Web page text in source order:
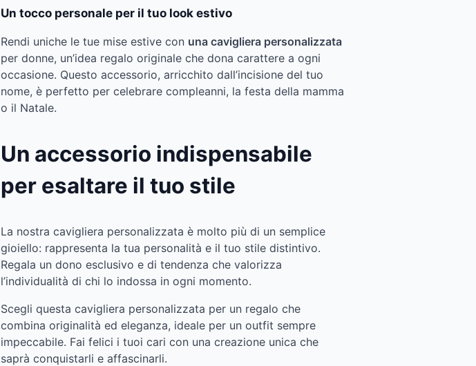
Un tocco personale per il tuo look estivo
Rendi uniche le tue mise estive con una cavigliera personalizzata
per donne, un’idea regalo originale che dona carattere a ogni
occasione. Questo accessorio, arricchito dall’incisione del tuo
nome, è perfetto per celebrare compleanni, la festa della mamma
o il Natale.
Un accessorio indispensabile
per esaltare il tuo stile
La nostra cavigliera personalizzata è molto più di un semplice
gioiello: rappresenta la tua personalità e il tuo stile distintivo.
Regala un dono esclusivo e di tendenza che valorizza
l’individualità di chi lo indossa in ogni momento.
Scegli questa cavigliera personalizzata per un regalo che
combina originalità ed eleganza, ideale per un outfit sempre
impeccabile. Fai felici i tuoi cari con una creazione unica che
saprà conquistarli e affascinarli.